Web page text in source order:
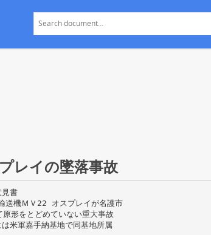
レイの墜落事故
書
送機ＭＶ22 オスプレイが名護市
形をとどめていない重大事故
米軍嘉手納基地で同基地所属